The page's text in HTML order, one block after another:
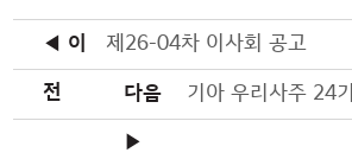
◀ 이
전
제26-04차 이사회 공고
다음
▶
기아 우리사주 24